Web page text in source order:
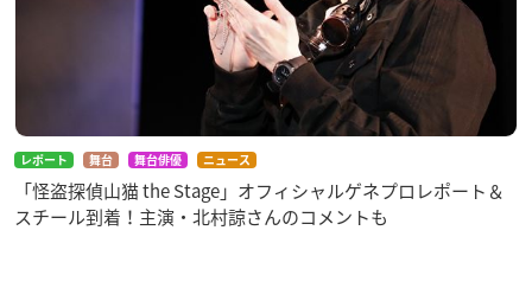
今井：宮下貴浩
里佳子：平田裕香
関本：徳山秀典
森田：村田充
レポート 舞台 舞台俳優 ニュース
「怪盗探偵山猫 the Stage」オフィシャルゲネプロレポート＆
スチール到着！主演・北村諒さんのコメントも